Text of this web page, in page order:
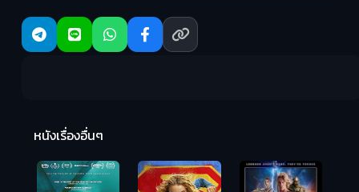
หนังเรื่องอื่นๆ